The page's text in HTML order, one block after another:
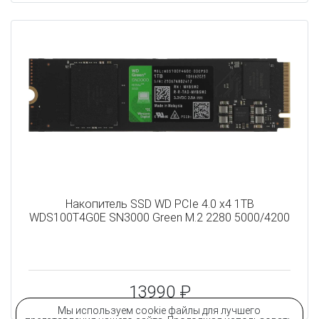
Мы используем cookie файлы для лучшего
Накопитель SSD WD PCIe 4.0 x4 1TB
WDS100T4G0E SN3000 Green M.2 2280 5000/4200
13990 ₽